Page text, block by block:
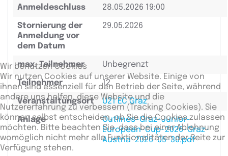
Anmeldeschluss 28.05.2026 19:00
Stornierung der
Anmeldung vor
dem Datum
29.05.2026
max. Teilnehmer Unbegrenzt
Teilnehmer 12
Veranstaltungsort U21 EC Graz
Anlage
Outlines-Graz-Junior-
European-Cup-2026-Graz-
Austria-2026-05-30.pdf
Wir benutzen Cookies
Wir nutzen Cookies auf unserer Website. Einige von
ihnen sind essenziell für den Betrieb der Seite, während
andere uns helfen, diese Website und die
Nutzererfahrung zu verbessern (Tracking Cookies). Sie
können selbst entscheiden, ob Sie die Cookies zulassen
möchten. Bitte beachten Sie, dass bei einer Ablehnung
womöglich nicht mehr alle Funktionalitäten der Seite zur
Verfügung stehen.